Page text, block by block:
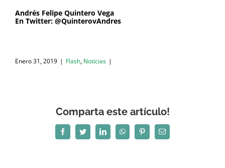
Andrés Felipe Quintero Vega
En Twitter: @QuinterovAndres
Enero 31, 2019 | Flash, Noticias |
Comparta este artículo!
FacebookTwitterLinkedInWhatsAppPinterestCorreo
electrónico